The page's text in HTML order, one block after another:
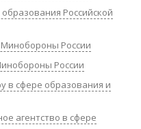
Российской
России
России
в сфере образования и
агентство в сфере